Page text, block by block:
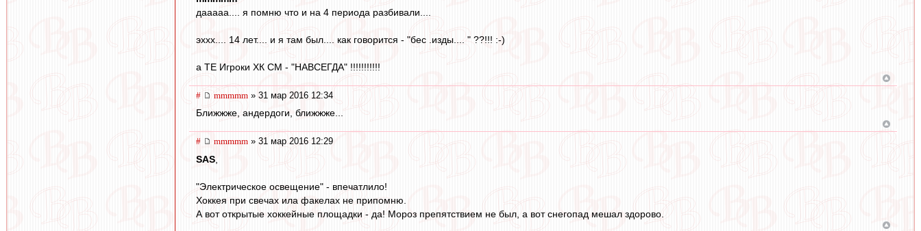
дааааа.... я помню что и на 4 периода разбивали....
эххх.... 14 лет.... и я там был.... как говорится - "бес .изды.... " ??!!! :-)
а ТЕ Игроки ХК СМ - "НАВСЕГДА" !!!!!!!!!!!
# mmmmm » 31 мар 2016 12:34
Ближжже, андердоги, ближжже...
# mmmmm » 31 мар 2016 12:29
SAS
"Электрическое освещение" - впечатлило!
Хоккея при свечах ила факелах не припомню.
А вот открытые хоккейные площадки - да! Мороз препятствием не был, а вот снегопад мешал здорово.